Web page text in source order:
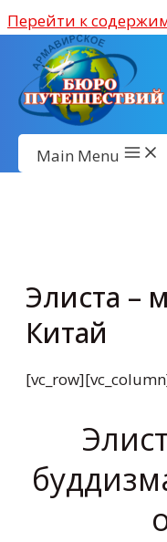
Перейти к
Main Menu
Элиста –
Китай